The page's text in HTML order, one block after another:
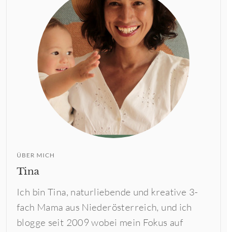
ÜBER MICH
Tina
Ich bin Tina, naturliebende und kreative 3-
fach Mama aus Niederösterreich, und ich
blogge seit 2009 wobei mein Fokus auf